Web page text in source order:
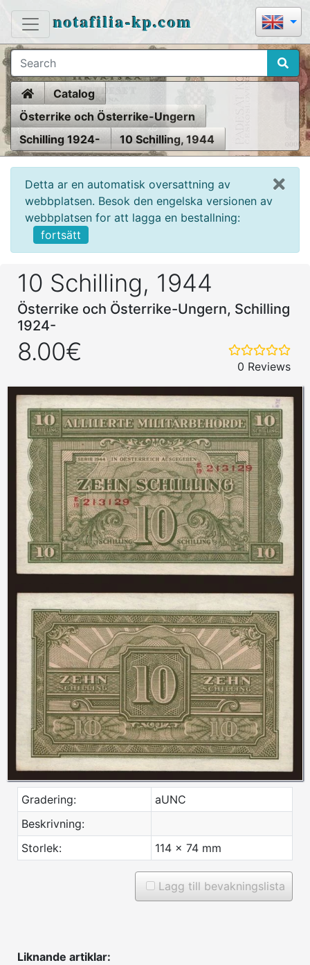
notafilia-kp.com
HomeCatalog
Österrike och Österrike-Ungern
Schilling 1924-
10 Schilling, 1944
Detta ar en automatisk oversattning av
webbplatsen. Besok den engelska versionen av
webbplatsen for att lagga en bestallning:
fortsätt
10 Schilling, 1944
Österrike och Österrike-Ungern, Schilling
1924-
8.00€
0 Reviews
Gradering:
aUNC
Beskrivning:
Storlek:
114 x 74 mm
Lagg till bevakningslista
Liknande artiklar: